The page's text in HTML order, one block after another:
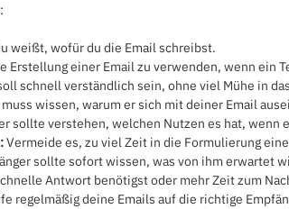
weißt, wofür du die Email schreibst.
Erstellung einer Email zu verwenden, wenn ein
schnell verständlich sein, ohne viel Mühe in
muss wissen, warum er sich mit deiner Email
sollte verstehen, welchen Nutzen es hat, wenn
Vermeide es, zu viel Zeit in die Formulierung
sollte sofort wissen, was von ihm erwartet
Antwort benötigst oder mehr Zeit zum
regelmäßig deine Emails auf die richtige